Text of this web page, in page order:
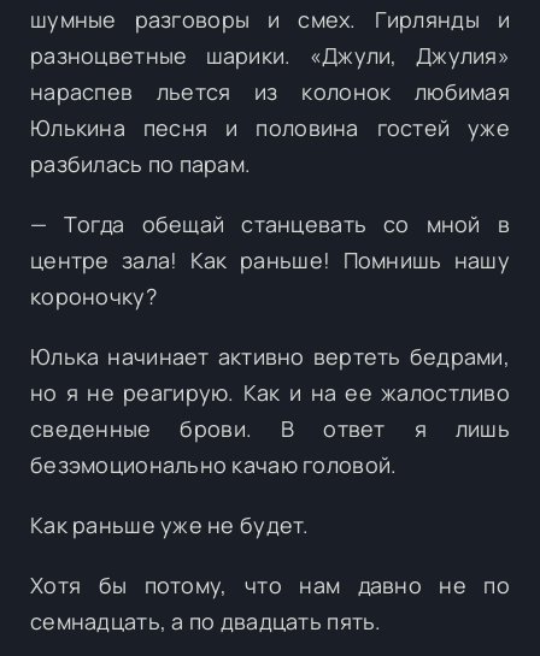
шумные разговоры и смех. Гирлянды и
разноцветные шарики. «Джули, Джулия»
нараспев льется из колонок любимая
Юлькина песня и половина гостей уже
разбилась по парам.
— Тогда обещай станцевать со мной в
центре зала! Как раньше! Помнишь нашу
короночку?
Юлька начинает активно вертеть бедрами,
но я не реагирую. Как и на ее жалостливо
сведенные брови. В ответ я лишь
безэмоционально качаю головой.
Как раньше уже не будет.
Хотя бы потому, что нам давно не по
семнадцать, а по двадцать пять.